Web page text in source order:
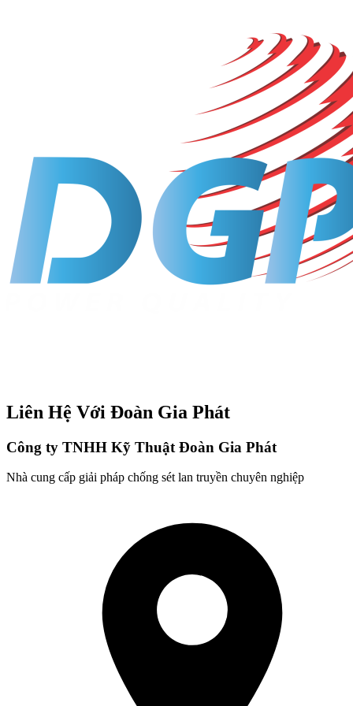
Liên Hệ Với Đoàn Gia Phát
Công ty TNHH Kỹ Thuật Đoàn Gia Phát
Nhà cung cấp giải pháp chống sét lan truyền chuyên nghiệp